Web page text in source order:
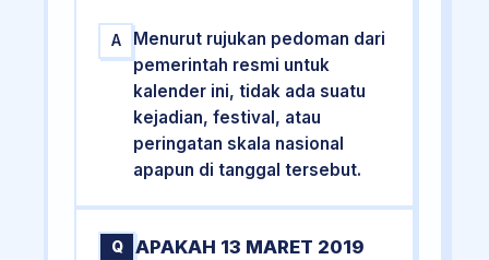
A
Menurut rujukan pedoman dari
pemerintah resmi untuk
kalender ini, tidak ada suatu
kejadian, festival, atau
peringatan skala nasional
apapun di tanggal tersebut.
Q
APAKAH 13 MARET 2019